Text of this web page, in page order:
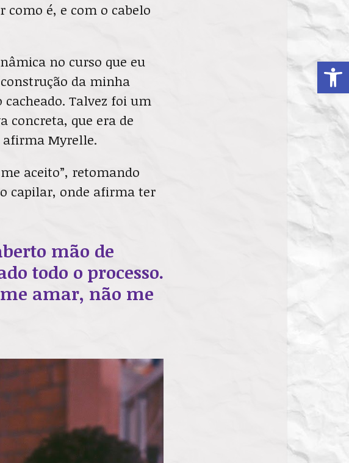
como é, e com o cabelo
no curso que eu
da minha
Talvez foi um
concreta, que era de
afirma Myrelle.
aceito”, retomando
capilar, onde afirma ter
mão de
todo o processo.
amar, não me